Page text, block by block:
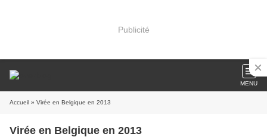
Publicité
MENU
Accueil » Virée en Belgique en 2013
Virée en Belgique en 2013